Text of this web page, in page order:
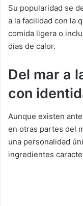
Su popularidad se
a la facilidad con la
comida ligera o
días de calor.
Del mar a
con
Aunque existen
en otras partes del
una personalidad
ingredientes